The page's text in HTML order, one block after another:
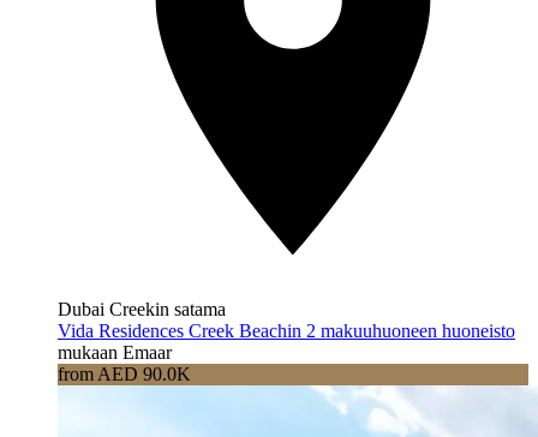
Dubai Creekin satama
Vida Residences Creek Beachin 2 makuuhuoneen huoneisto
mukaan Emaar
from AED 90.0K